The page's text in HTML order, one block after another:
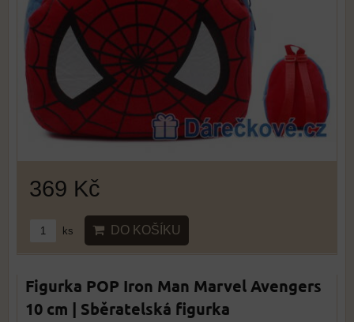
369 Kč
ks DO KOŠÍKU
Figurka POP Iron Man Marvel Avengers
10 cm | Sběratelská figurka